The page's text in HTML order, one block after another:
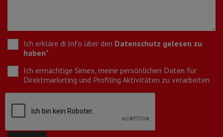
Ich erkläre di Info über den Datenschutz gelesen zu
haben*
Ich ermächtige Simex, meine persönlichen Daten für
Direktmarketing und Profiling Aktivitäten zu verarbeiten